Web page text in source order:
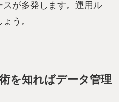
が多発します。運用ル
う。
を知ればデータ管理